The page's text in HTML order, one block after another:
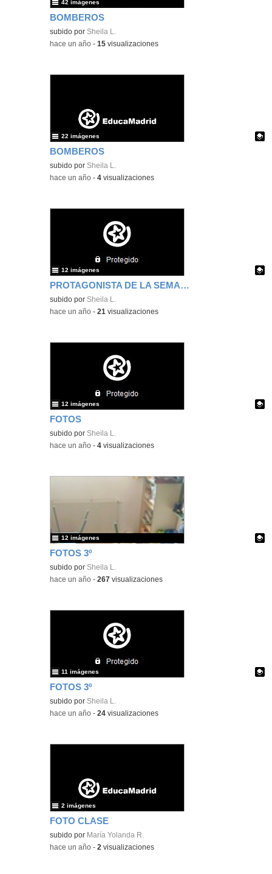
BOMBEROS
subido por Sheila L.
42 imágenes
-hace un año -15 visualizaciones
BOMBEROS
Contenido educativo.
subido por Sheila L.
22 imágenes
-hace un año -4 visualizaciones
PROTAGONISTA DE LA SEMANA
Contenido educativo.
subido por Sheila L.
12 imágenes
-hace un año -21 visualizaciones
FOTOS
Contenido educativo.
subido por Sheila L.
12 imágenes
-hace un año -4 visualizaciones
FOTOS 3º
Contenido educativo.
subido por Sheila L.
12 imágenes
-hace un año -267 visualizaciones
FOTOS 3º
Contenido educativo.
subido por Sheila L.
11 imágenes
-hace un año -24 visualizaciones
FOTO CLASE
subido por María Yolanda R.
2 imágenes
-hace un año -2 visualizaciones